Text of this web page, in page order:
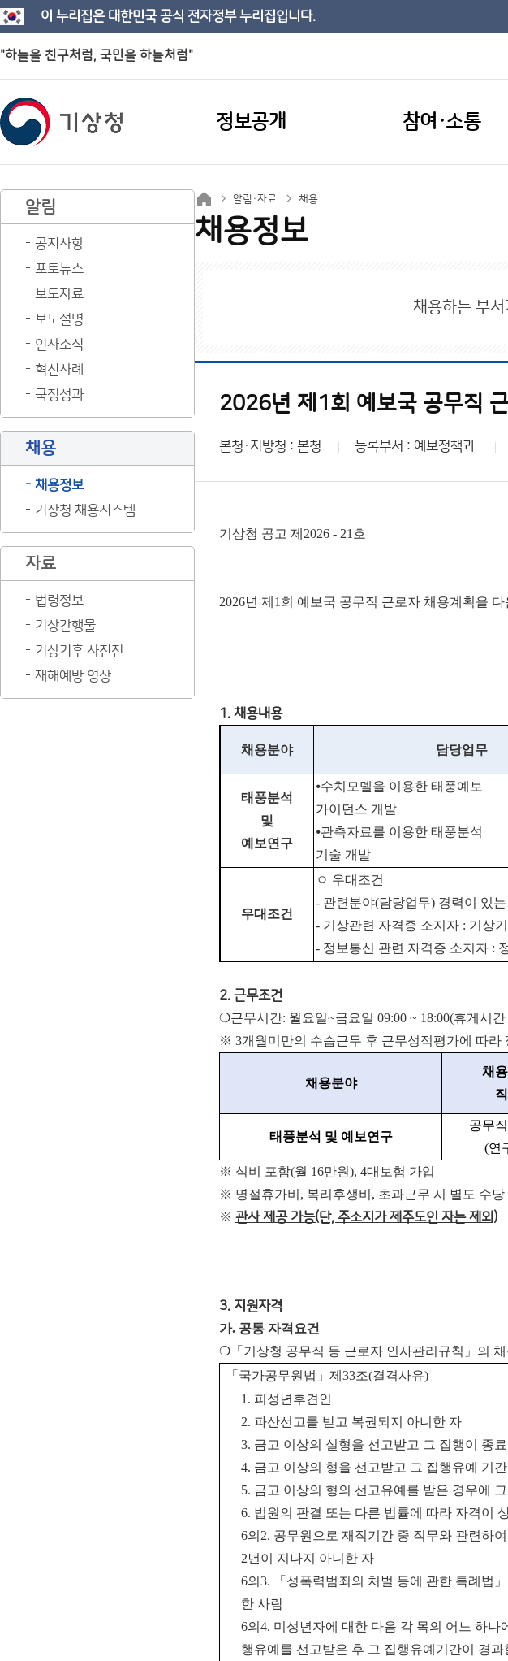
이 누리집은 대한민국 공식 전자정부 누리집입니다.
"하늘을 친구처럼, 국민을 하늘처럼"
정보공개 참여·소통
알림
공지사항
포토뉴스
보도자료
보도설명
인사소식
혁신사례
국정성과
채용
채용정보
기상청 채용시스템
자료
법령정보
기상간행물
기상기후 사진전
재해예방 영상
알림·자료 채용
채용정보
채용하는 부
2026년 제1회 예보국 공무직
본청·지방청 : 본청 등록부서 : 예보정책과
기상청 공고 제2026 - 21호
2026년 제1회 예보국 공무직 근로자 채용계획을
1. 채용내용
채용분야 담당업무
태풍분석
및
예보연구
⦁수치모델을 이용한 태풍예보
가이던스 개발
⦁관측자료를 이용한 태풍분석
기술 개발
우대조건
ㅇ 우대조건
- 관련분야(담당업무) 경력이 있
- 기상관련 자격증 소지자 : 기 상
- 정보통신 관련 자격증 소지자 :
2. 근무조건
❍근무시간: 월요일~금요일 09:00 ~ 18:00(휴게시간
※ 3개월미만의 수습근무 후 근무성적평가에 따라
채용분야
채
태풍분석 및 예보연구
공무
(연
※ 식비 포함(월 16만원), 4대보험 가입
※ 명절휴가비, 복리후생비, 초과근무 시 별도 수당
※ 관사 제공 가능(단, 주소지가 제주도인 자는 제외)
3. 지원자격
가. 공통 자격요건
❍「기상청 공무직 등 근로자 인사관리규칙」의
「 국가공무원법 」 제 33조(결격사유)
1. 피성년후견인
2. 파산선고를 받고 복권되지 아니한 자
3. 금고 이상의 실형을 선고받고 그 집행이 종
4. 금고 이상의 형을 선고받고 그 집행유예 기
5. 금고 이상의 형의 선고유예를 받은 경우에
6. 법원의 판결 또는 다른 법률에 따라 자격이
6의 2. 공무원으로 재직기간 중 직무와 관련하여
2년이 지나지 아니한 자
6의 3. 「 성폭력범죄의 처벌 등에 관한 특례법 」
한 사람
6의 4. 미성년자에 대한 다음 각 목의 어느 하
행유예를 선고받은 후 그 집행유예기간이 경